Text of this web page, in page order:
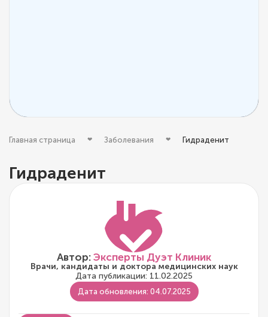
Главная страница Заболевания Гидраденит
Гидраденит
Автор:Эксперты Дуэт Клиник
Врачи, кандидаты и доктора медицинских наук
Дата публикации: 11.02.2025
Дата обновления: 04.07.2025